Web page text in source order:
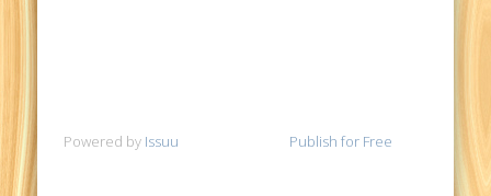
Powered by Issuu Publish for Free